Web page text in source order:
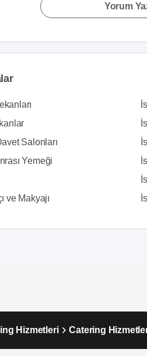
Yorum
Salonları
Yemeği
ve Makyajı
Hizmetleri Catering